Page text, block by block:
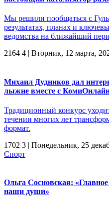
Мы решили пообщаться с
результатах, планах и
ведомства на ближайший
2164 4 | Вторник, 12 марта,
Михаил Дудников дал
лыжне вместе с
Традиционный конкурс
течении многих лет
формат.
1702 3 | Понедельник, 25
Спорт
Ольга Сосновская:
наши души»